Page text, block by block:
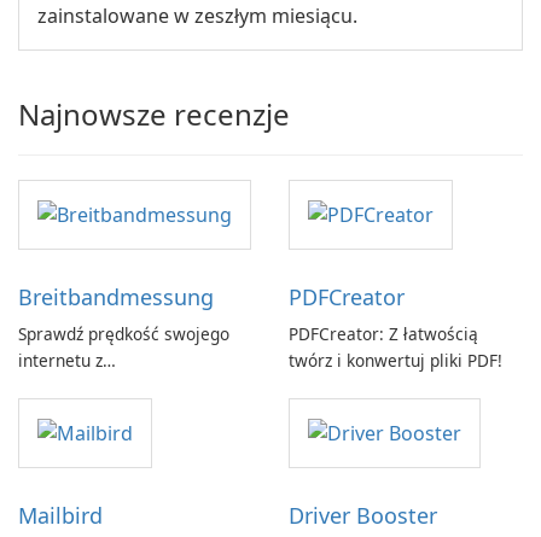
zainstalowane w zeszłym miesiącu.
Najnowsze recenzje
Breitbandmessung
Sprawdź prędkość swojego
internetu z
GmbH!
PDFCreator
PDFCreator: Z łatwością
twórz i konwertuj pliki PDF!
Mailbird Driver Booster